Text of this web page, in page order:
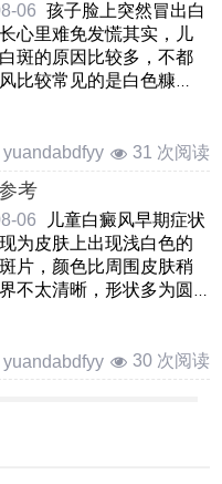
06 孩子脸上突然冒出白
心里难免发慌其实，儿
斑的原因比较多，不都
比较常见的是白色糠
yuandabdfyy 31 次阅读
考
06
儿童白癜风早期症状
为皮肤上出现浅白色的
片，颜色比周围皮肤稍
不太清晰，形状多为圆
yuandabdfyy 30 次阅读